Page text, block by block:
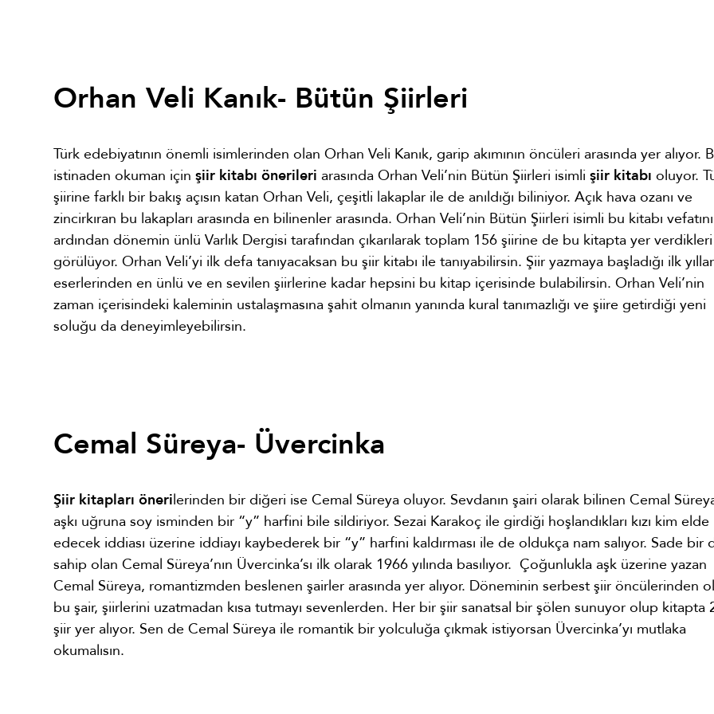
Orhan Veli Kanık- Bütün Şiirleri
Türk edebiyatının önemli isimlerinden olan Orhan Veli Kanık, garip akımının öncüleri arasında yer alıyor.
istinaden okuman için şiir kitabı önerileri arasında Orhan Veli’nin Bütün Şiirleri isimli şiir kitabı oluyor.
şiirine farklı bir bakış açısın katan Orhan Veli, çeşitli lakaplar ile de anıldığı biliniyor. Açık hava ozanı ve
zincirkıran bu lakapları arasında en bilinenler arasında. Orhan Veli’nin Bütün Şiirleri isimli bu kitabı
ardından dönemin ünlü Varlık Dergisi tarafından çıkarılarak toplam 156 şiirine de bu kitapta yer verdikleri
görülüyor. Orhan Veli’yi ilk defa tanıyacaksan bu şiir kitabı ile tanıyabilirsin. Şiir yazmaya başladığı ilk
eserlerinden en ünlü ve en sevilen şiirlerine kadar hepsini bu kitap içerisinde bulabilirsin. Orhan Veli’nin
zaman içerisindeki kaleminin ustalaşmasına şahit olmanın yanında kural tanımazlığı ve şiire getirdiği yeni
soluğu da deneyimleyebilirsin.
Cemal Süreya- Üvercinka
Şiir kitapları önerilerinden bir diğeri ise Cemal Süreya oluyor. Sevdanın şairi olarak bilinen Cemal
aşkı uğruna soy isminden bir “y” harfini bile sildiriyor. Sezai Karakoç ile girdiği hoşlandıkları kızı kim elde
edecek iddiası üzerine iddiayı kaybederek bir “y” harfini kaldırması ile de oldukça nam salıyor. Sade bir
sahip olan Cemal Süreya’nın Üvercinka’sı ilk olarak 1966 yılında basılıyor. Çoğunlukla aşk üzerine yazan
Cemal Süreya, romantizmden beslenen şairler arasında yer alıyor. Döneminin serbest şiir öncülerinden
bu şair, şiirlerini uzatmadan kısa tutmayı sevenlerden. Her bir şiir sanatsal bir şölen sunuyor olup kitapta
şiir yer alıyor. Sen de Cemal Süreya ile romantik bir yolculuğa çıkmak istiyorsan Üvercinka’yı mutlaka
okumalısın.